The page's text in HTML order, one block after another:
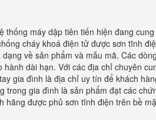
thống máy dập tiên tiến hiện đang
cháy khoá điện tử được sơn tĩnh
về sản phẩm và mẫu mã. Các
dài hạn. Với các địa chỉ chuyên
gia đình là địa chỉ uy tín để khách
trong gia đình là sản phẩm đạt các
hãng được phủ sơn tĩnh điện trên bề